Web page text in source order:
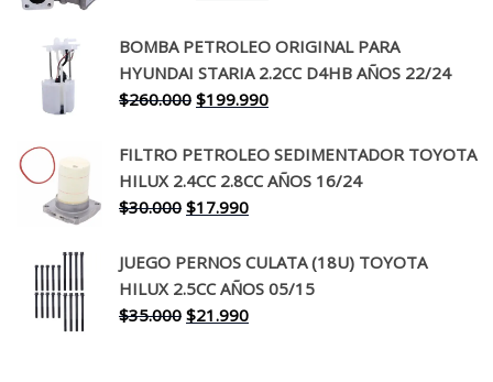
original
era:
$650.000.
actual
es:
$519.990.
BOMBA PETROLEO ORIGINAL PARA
HYUNDAI STARIA 2.2CC D4HB AÑOS 22/24
$260.000 El
original
era:
$260.000.
$199.990El
actual
es:
FILTRO PETROLEO SEDIMENTADOR TOYOTA
HILUX 2.4CC 2.8CC AÑOS 16/24
$30.000 El
original
era:
$30.000.
$17.990El
actual
es:
$17.990.
JUEGO PERNOS CULATA (18U) TOYOTA
HILUX 2.5CC AÑOS 05/15
$35.000 El
$21.990El